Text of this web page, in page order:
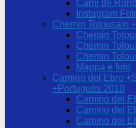
Camì de
Instagram
Chemin Tolousain
Chemin
Chemin
Chemin
Mappa e foto
Camino del Ebro
+Portugués 2010
Camino del
Camino del
Camino del